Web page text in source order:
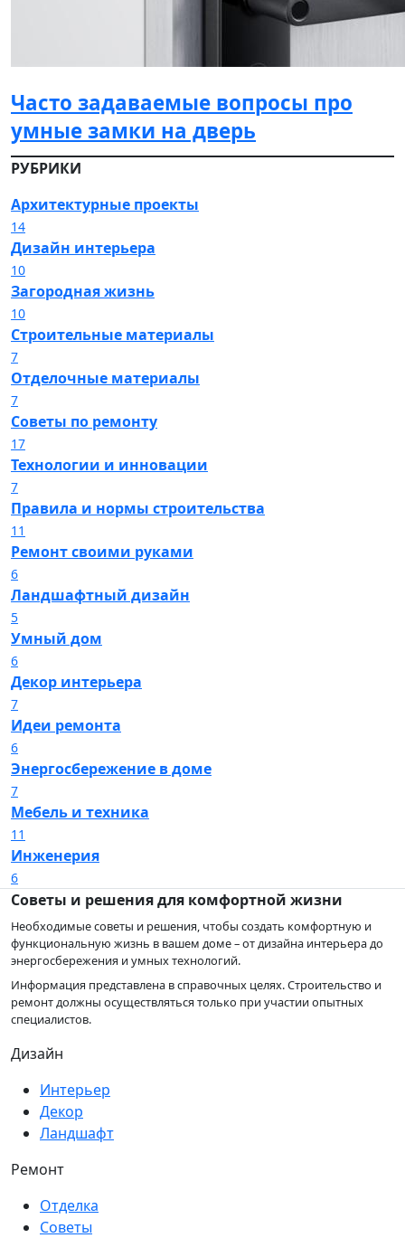
Часто задаваемые вопросы про
умные замки на дверь
РУБРИКИ
Архитектурные проекты
14
Дизайн интерьера
10
Загородная жизнь
10
Строительные материалы
7
Отделочные материалы
7
Советы по ремонту
17
Технологии и инновации
7
Правила и нормы строительства
11
Ремонт своими руками
6
Ландшафтный дизайн
5
Умный дом
6
Декор интерьера
7
Идеи ремонта
6
Энергосбережение в доме
7
Мебель и техника
11
Инженерия
6
Советы и решения для комфортной жизни
Необходимые советы и решения, чтобы создать комфортную и
функциональную жизнь в вашем доме – от дизайна интерьера до
энергосбережения и умных технологий.
Информация представлена в справочных целях. Строительство и
ремонт должны осуществляться только при участии опытных
специалистов.
Дизайн
Интерьер
Декор
Ландшафт
Ремонт
Отделка
Советы